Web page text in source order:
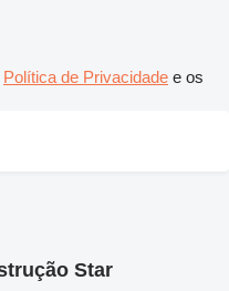
Política de Privacidade e os
Star